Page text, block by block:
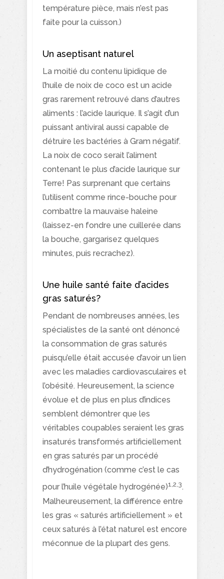
température pièce, mais n’est pas
faite pour la cuisson.)
Un aseptisant naturel
La moitié du contenu lipidique de
l’huile de noix de coco est un acide
gras rarement retrouvé dans d’autres
aliments : l’acide laurique. Il s’agit d’un
puissant antiviral aussi capable de
détruire les bactéries à Gram négatif.
La noix de coco serait l’aliment
contenant le plus d’acide laurique sur
Terre! Pas surprenant que certains
l’utilisent comme rince-bouche pour
combattre la mauvaise haleine
(laissez-en fondre une cuillerée dans
la bouche, gargarisez quelques
minutes, puis recrachez).
Une huile santé faite d’acides
gras saturés?
Pendant de nombreuses années, les
spécialistes de la santé ont dénoncé
la consommation de gras saturés
puisqu’elle était accusée d’avoir un lien
avec les maladies cardiovasculaires et
l’obésité. Heureusement, la science
évolue et de plus en plus d’indices
semblent démontrer que les
véritables coupables seraient les gras
insaturés transformés artificiellement
en gras saturés par un procédé
d’hydrogénation (comme c’est le cas
pour l’huile végétale hydrogénée)1,2,3.
Malheureusement, la différence entre
les gras « saturés artificiellement » et
ceux saturés à l’état naturel est encore
méconnue de la plupart des gens.